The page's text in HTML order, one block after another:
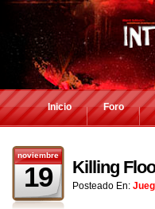
Inicio Foro
noviembre
19 Killing
Posteado En: